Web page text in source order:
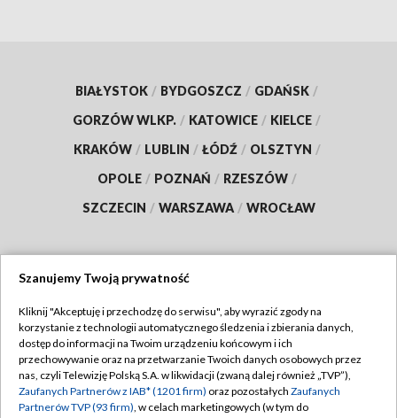
BIAŁYSTOK / BYDGOSZCZ / GDAŃSK /
GORZÓW WLKP. / KATOWICE / KIELCE /
KRAKÓW / LUBLIN / ŁÓDŹ / OLSZTYN /
OPOLE / POZNAŃ / RZESZÓW /
SZCZECIN / WARSZAWA / WROCŁAW
TVP
Abonament TVP
Emisja w TVP
Regulamin TVP
Polityka prywatności
Szanujemy Twoją prywatność
Kliknij "Akceptuję i przechodzę do serwisu", aby wyrazić zgody na
korzystanie z technologii automatycznego śledzenia i zbierania danych,
dostęp do informacji na Twoim urządzeniu końcowym i ich
przechowywanie oraz na przetwarzanie Twoich danych osobowych przez
nas, czyli Telewizję Polską S.A. w likwidacji (zwaną dalej również „TVP”),
Zaufanych Partnerów z IAB* (1201 firm) oraz pozostałych Zaufanych
Partnerów TVP (93 firm), w celach marketingowych (w tym do